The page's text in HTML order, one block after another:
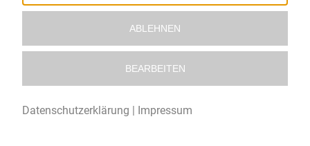
ABLEHNEN
BEARBEITEN
Datenschutzerklärung | Impressum